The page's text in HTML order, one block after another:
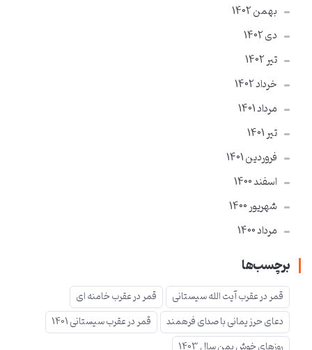
بهمن 1402
دی 1402
تير 1402
خرداد 1402
مرداد 1401
تير 1401
فروردین 1401
اسفند 1400
شهریور 1400
مرداد 1400
برچسب‌ها
قمر در عقرب آیت الله سیستانی
قمر در عقرب خامنه ای
دعای حرز یمانی با صدای فرهمند
قمر در عقرب سیستانی 1401